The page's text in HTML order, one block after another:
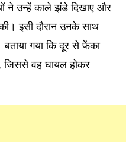
ने उन्हें काले झंडे दिखाए और
इसी दौरान उनके साथ
गया कि दूर से फेंका
जिससे वह घायल होकर